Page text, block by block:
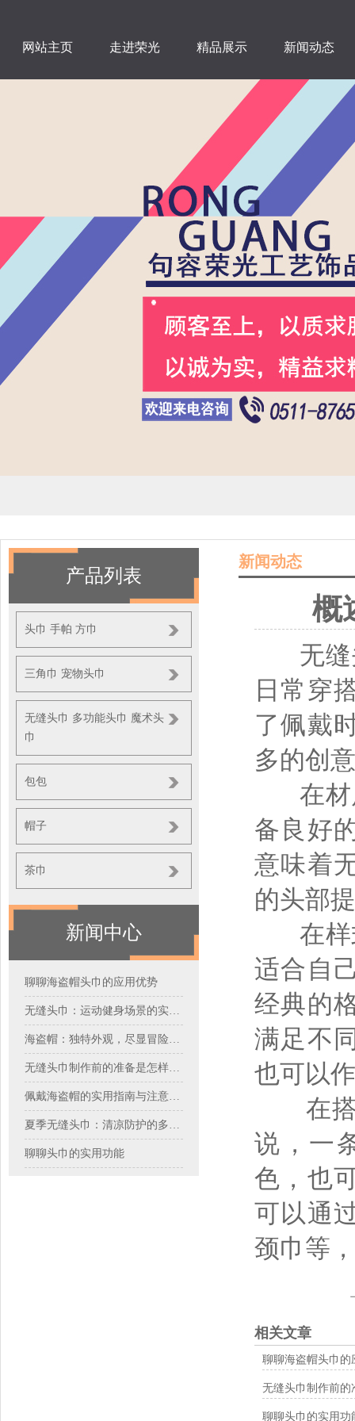
网站主页 走进荣光 精品展示 新闻动态
产品列表
头巾 手帕 方巾
三角巾 宠物头巾
无缝头巾 多功能头巾 魔术头
巾
包包
帽子
茶巾
新闻中心
聊聊海盗帽头巾的应用优势
无缝头巾：运动健身场景的实力搭档
海盗帽：独特外观，尽显冒险风情
无缝头巾制作前的准备是怎样的？
佩戴海盗帽的实用指南与注意事项
夏季无缝头巾：清凉防护的多面手
聊聊头巾的实用功能
新闻动态
概
无缝
日常穿
了佩戴
多的创
在材
备良好
意味着
的头部
在样
适合自
经典的
满足不
也可以
在搭
说，一
色，也
可以通
颈巾等
相关文章
聊聊海盗帽头巾的
无缝头巾制作前的
聊聊头巾的实用功